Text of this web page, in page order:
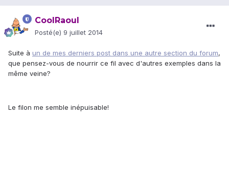
CoolRaoul
Posté(e) 9 juillet 2014
Suite à un de mes derniers post dans une autre section du forum,
que pensez-vous de nourrir ce fil avec d'autres exemples dans la
même veine?
Le filon me semble inépuisable!